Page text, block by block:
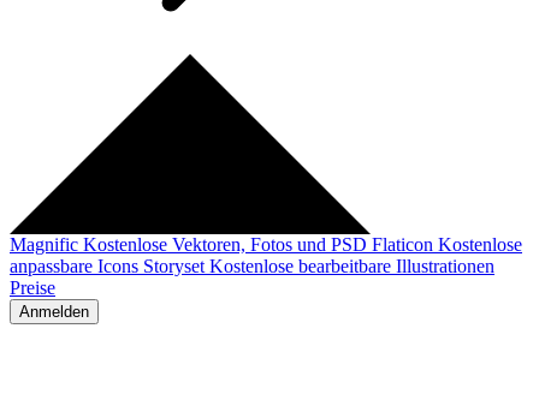
Magnific Kostenlose Vektoren, Fotos und PSD Flaticon Kostenlose
anpassbare Icons Storyset Kostenlose bearbeitbare Illustrationen
Preise
Anmelden